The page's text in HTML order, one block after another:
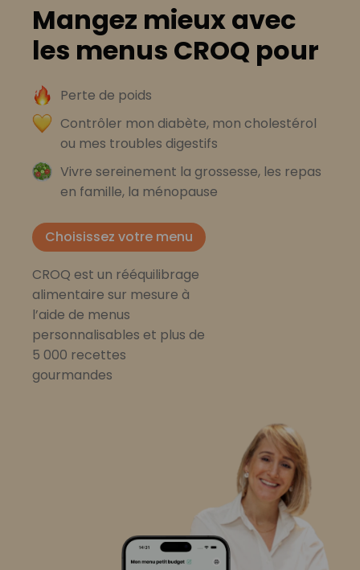
Mangez mieux avec
les menus CROQ pour
Perte de poids
Contrôler mon diabète, mon cholestérol
ou mes troubles digestifs
Vivre sereinement la grossesse, les repas
en famille, la ménopause
Choisissez votre menu
CROQ est un rééquilibrage
alimentaire sur mesure à
l’aide de menus
personnalisables et plus de
5 000 recettes
gourmandes